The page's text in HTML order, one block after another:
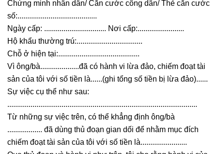
Chứng minh nhân dân/ Căn cước công dân/ Thẻ căn cước
số:.........................................
Ngày cấp: ................................ Nơi cấp:........................
Hộ khẩu thường trú:..................................
Chỗ ở hiện tại:..........................................
Vì ông/bà....................đã có hành vi lừa đảo, chiếm đoạt tài
sản của tôi với số tiền là......(ghi tổng số tiền bị lừa đảo)......
Sự việc cụ thể như sau:
..................................................................................................
Từ những sự việc trên, có thể khẳng định ông/bà
.................. đã dùng thủ đoạn gian dối để nhằm mục đích
chiếm đoạt tài sản của tôi với số tiền là........................